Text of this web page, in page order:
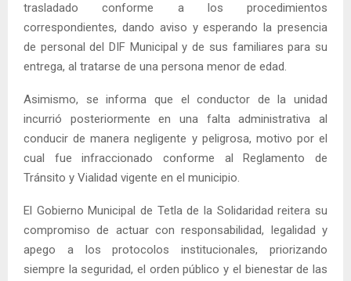
trasladado conforme a los procedimientos
correspondientes, dando aviso y esperando la presencia
de personal del DIF Municipal y de sus familiares para su
entrega, al tratarse de una persona menor de edad.
Asimismo, se informa que el conductor de la unidad
incurrió posteriormente en una falta administrativa al
conducir de manera negligente y peligrosa, motivo por el
cual fue infraccionado conforme al Reglamento de
Tránsito y Vialidad vigente en el municipio.
El Gobierno Municipal de Tetla de la Solidaridad reitera su
compromiso de actuar con responsabilidad, legalidad y
apego a los protocolos institucionales, priorizando
siempre la seguridad, el orden público y el bienestar de las